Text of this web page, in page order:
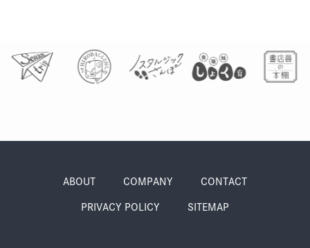
ABOUT COMPANY CONTACT
PRIVACY POLICY SITEMAP